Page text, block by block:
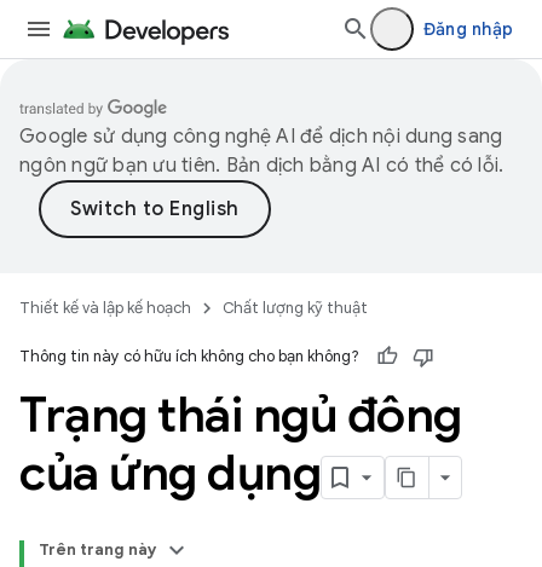
Đăng nhập
Google sử dụng công nghệ AI để dịch nội dung sang
ngôn ngữ bạn ưu tiên. Bản dịch bằng AI có thể có lỗi.
Thiết kế và lập kế hoạch Chất lượng kỹ thuật
Thông tin này có hữu ích không cho bạn không?
Trạng thái ngủ đông
của ứng dụng
Trên trang này